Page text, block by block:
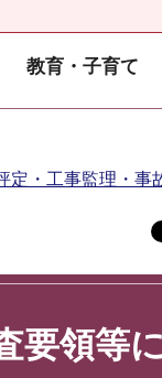
教育・子育て
定・工事監理・事
要領等